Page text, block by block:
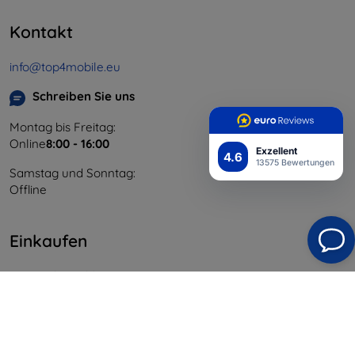
4.6 Exzellent
13575 Bewertungen
Kontakt
info@top4mobile.eu
Schreiben Sie uns
Montag bis Freitag:
Online8:00 - 16:00
Samstag und Sonntag:
Offline
Einkaufen
Versand & Zahlung